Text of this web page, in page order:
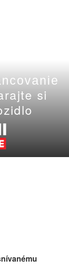
si